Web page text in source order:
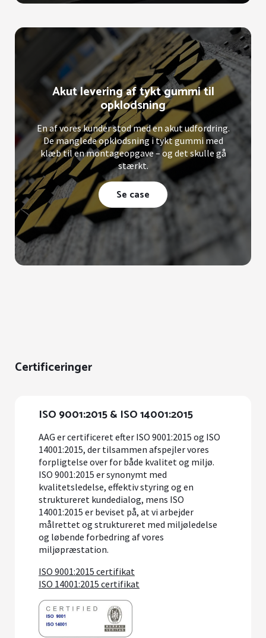
Akut levering af tykt gummi til
opklodsning
En af vores kunder stod med en akut udfordring.
De manglede opklodsning i tykt gummi med
klæb til en montageopgave – og det skulle gå
stærkt.
Se case
Certificeringer
ISO 9001:2015 & ISO 14001:2015
AAG er certificeret efter ISO 9001:2015 og ISO
14001:2015, der tilsammen afspejler vores
forpligtelse over for både kvalitet og miljø.
ISO 9001:2015 er synonymt med
kvalitetsledelse, effektiv styring og en
struktureret kundedialog, mens ISO
14001:2015 er beviset på, at vi arbejder
målrettet og struktureret med miljøledelse
og løbende forbedring af vores
miljøpræstation.
ISO 9001:2015 certifikat
ISO 14001:2015 certifikat